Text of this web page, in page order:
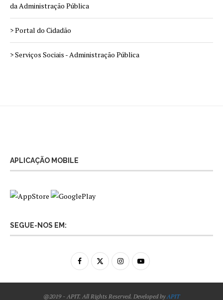
da Administração Pública
> Portal do Cidadão
> Serviços Sociais - Administração Pública
APLICAÇÃO MOBILE
SEGUE-NOS EM:
@2019 - APIT. All Rights Reserved. Developed by APIT